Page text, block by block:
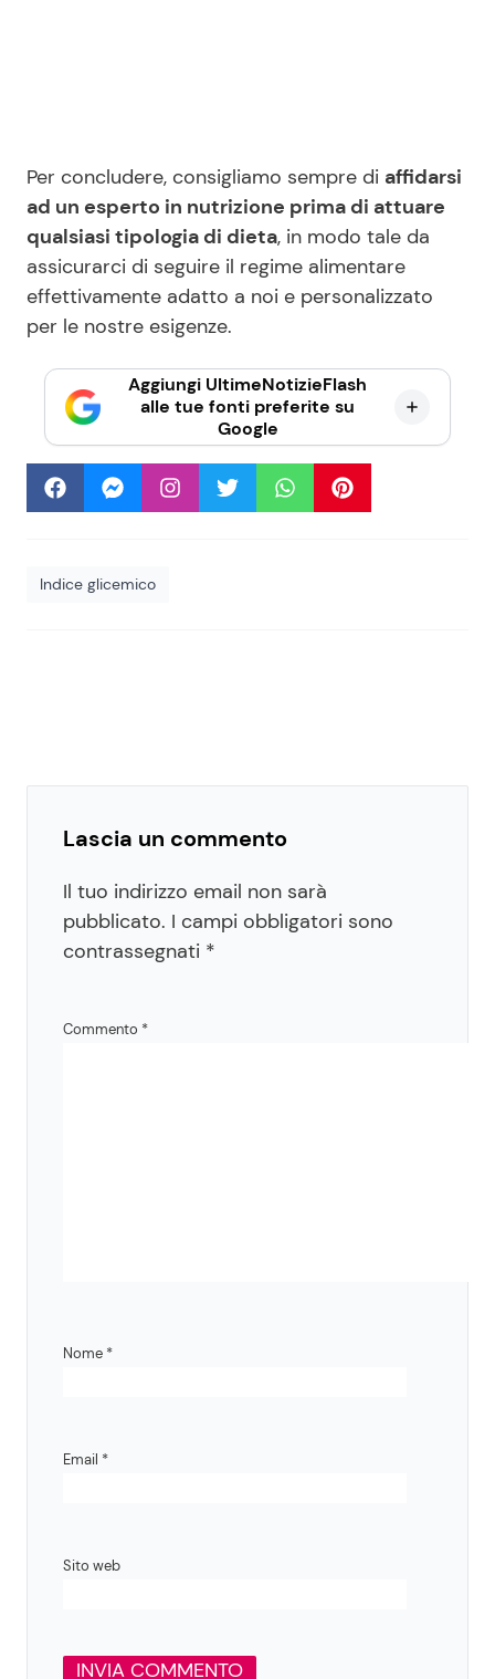
Per concludere, consigliamo sempre di affidarsi
ad un esperto in nutrizione prima di attuare
qualsiasi tipologia di dieta, in modo tale da
assicurarci di seguire il regime alimentare
effettivamente adatto a noi e personalizzato
per le nostre esigenze.
Aggiungi UltimeNotizieFlash
alle tue fonti preferite su
Google
Indice glicemico
Lascia un commento
Il tuo indirizzo email non sarà
pubblicato. I campi obbligatori sono
contrassegnati *
Commento *
Nome *
Email *
Sito web